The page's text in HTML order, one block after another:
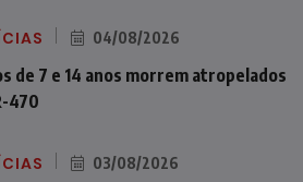
04/08/2026
de 7 e 14 anos morrem atropelados
470
03/08/2026